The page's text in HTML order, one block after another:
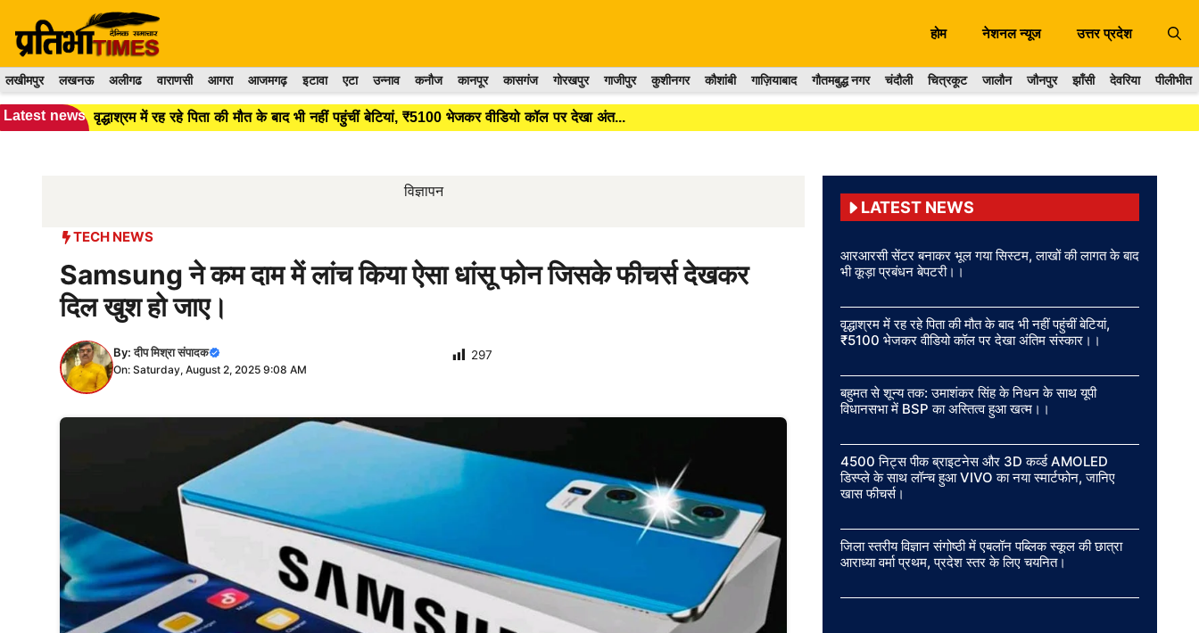
content
होम नेशनल न्यूज उत्तर प्रदेश
लखीमपुर लखनऊ अलीगढ वाराणसी आगरा आजमगढ़ इटावा एटा उन्नाव कनौज कानपूर कासगंज गोरखपुर गाजीपुर कुशीनगर कौशांबी गाज़ियाबाद गौतमबुद्ध नगर चंदौली चित्रकूट जालौन जौनपुर झाँसी देवरिया पीलीभीत
Latest news वृद्धाश्रम में रह रहे पिता की मौत के बाद भी नहीं पहुंचीं बेटियां, ₹5100 भेजकर वीडियो कॉल पर देखा अंत...
विज्ञापन
TECH NEWS
Samsung ने कम दाम में लांच किया ऐसा धांसू फोन जिसके फीचर्स देखकर
दिल खुश हो जाए।
By:दीप मिश्रा संपादक
On: Saturday, August 2, 2025 9:08 AM
297
LATEST NEWS
आरआरसी सेंटर बनाकर भूल गया सिस्टम, लाखों की लागत के बाद
भी कूड़ा प्रबंधन बेपटरी।।
वृद्धाश्रम में रह रहे पिता की मौत के बाद भी नहीं पहुंचीं बेटियां,
₹5100 भेजकर वीडियो कॉल पर देखा अंतिम संस्कार।।
बहुमत से शून्य तक: उमाशंकर सिंह के निधन के साथ यूपी
विधानसभा में BSP का अस्तित्व हुआ खत्म।।
4500 निट्स पीक ब्राइटनेस और 3D कर्व्ड AMOLED
डिस्प्ले के साथ लॉन्च हुआ VIVO का नया स्मार्टफोन, जानिए
खास फीचर्स।
जिला स्तरीय विज्ञान संगोष्ठी में एबलॉन पब्लिक स्कूल की छात्रा
आराध्या वर्मा प्रथम, प्रदेश स्तर के लिए चयनित।